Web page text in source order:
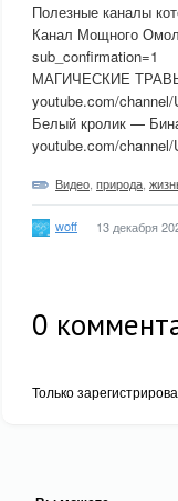
Полезные каналы
Канал Мощного
sub_confirmation=1
МАГИЧЕСКИЕ
youtube.com/
Белый кролик —
youtube.com/
Видео природа
woff 13 декабря
0
Только